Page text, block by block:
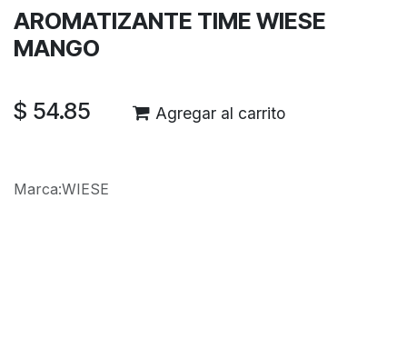
AROMATIZANTE TIME WIESE
MANGO
$ 54.85 Agregar al carrito
Marca:WIESE